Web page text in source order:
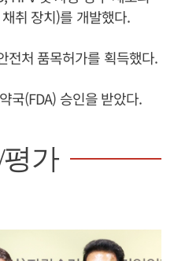
취 장치)를 개발했다.
전처 품목허가를 획득했다.
국(FDA) 승인을 받았다.
가